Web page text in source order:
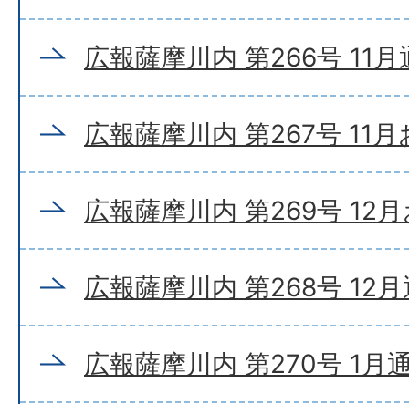
広報薩摩川内 第266号 11月
広報薩摩川内 第267号 11
広報薩摩川内 第269号 12
広報薩摩川内 第268号 12
広報薩摩川内 第270号 1月